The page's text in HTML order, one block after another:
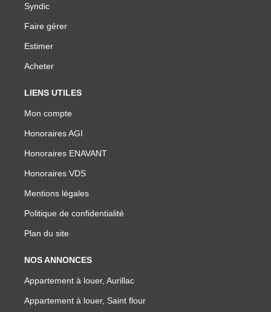
Syndic
Faire gérer
Estimer
Acheter
LIENS UTILES
Mon compte
Honoraires AGI
Honoraires ENAVANT
Honoraires VDS
Mentions légales
Politique de confidentialité
Plan du site
NOS ANNONCES
Appartement à louer, Aurillac
Appartement à louer, Saint flour